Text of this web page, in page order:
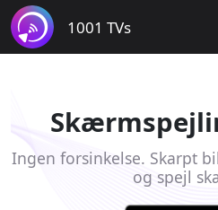
1001 TVs
Ingen forsinkelse. Skarpt
og spejl